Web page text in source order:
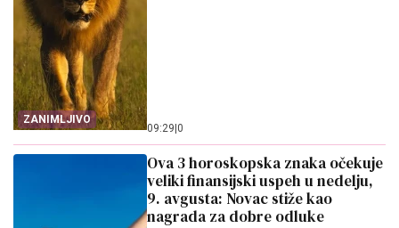
ZANIMLJIVO
09:29 0
Ova 3 horoskopska znaka očekuje
veliki finansijski uspeh u nedelju,
9. avgusta: Novac stiže kao
nagrada za dobre odluke